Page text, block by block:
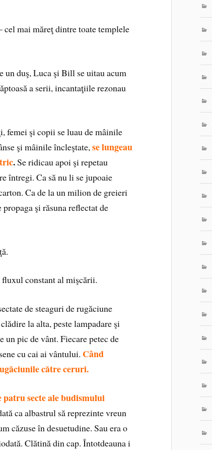
mai măreţ dintre toate templele
un duş, Luca şi Bill se uitau acum
a serii, incantaţiile rezonau
femei şi copii se luau de mâinile
şi mâinile încleştate,se lungeau
.Se ridicau apoi şi repetau
întregi. Ca să nu li se jupoaie
Ca de la un milion de greieri
şi răsuna reflectat de
constant al mişcării.
de steaguri de rugăciune
la alta, peste lampadare şi
un pic de vânt. Fiecare petec de
cu cai ai vântului. Când
către ceruri.
patru secte ale budismului
ca albastrul să reprezinte vreun
căzuse în desuetudine. Sau era o
Clătină din cap. Întotdeauna i